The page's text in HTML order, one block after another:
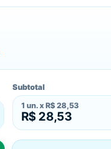
Subtotal
1 un. x R$ 28,53
R$ 28,53